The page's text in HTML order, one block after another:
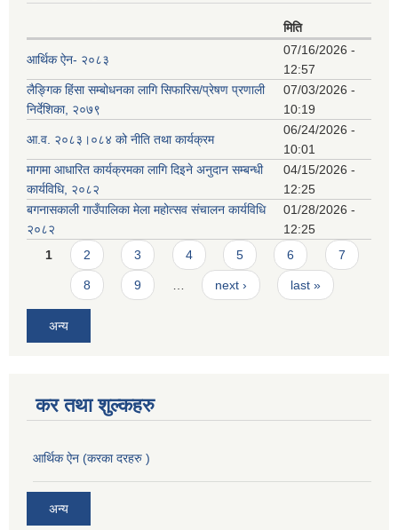
मिति
आर्थिक ऐन- २०८३
07/16/2026 -
12:57
लैङ्गिक हिंसा सम्बोधनका लागि सिफारिस/प्रेषण प्रणाली
निर्देशिका, २०७९
07/03/2026 -
10:19
आ.व. २०८३।०८४ को नीति तथा कार्यक्रम
06/24/2026 -
10:01
मागमा आधारित कार्यक्रमका लागि दिइने अनुदान सम्बन्धी
कार्यविधि, २०८२
04/15/2026 -
12:25
बगनासकाली गाउँपालिका मेला महोत्सव संचालन कार्यविधि
२०८२
01/28/2026 -
12:25
Pages
1 2 3 4 5 6 7
8 9 next › last »
अन्य
कर तथा शुल्कहरु
आर्थिक ऐन (करका दरहरु )
अन्य